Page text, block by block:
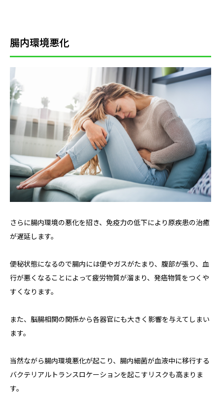
腸内環境悪化
さらに腸内環境の悪化を招き、免疫力の低下により原疾患の治癒
が遅延します。
便秘状態になるので腸内には便やガスがたまり、腹部が張り、血
行が悪くなることによって疲労物質が溜まり、発癌物質をつくや
すくなります。
また、脳腸相関の関係から各器官にも大きく影響を与えてしまい
ます。
当然ながら腸内環境悪化が起こり、腸内細菌が血液中に移行する
バクテリアルトランスロケーションを起こすリスクも高まりま
す。